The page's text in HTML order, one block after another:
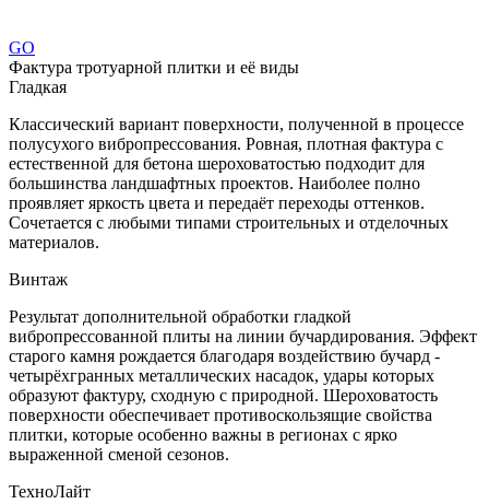
GO
Фактура тротуарной плитки и её виды
Гладкая
Классический вариант поверхности, полученной в процессе
полусухого вибропрессования. Ровная, плотная фактура с
естественной для бетона шероховатостью подходит для
большинства ландшафтных проектов. Наиболее полно
проявляет яркость цвета и передаёт переходы оттенков.
Сочетается с любыми типами строительных и отделочных
материалов.
Винтаж
Результат дополнительной обработки гладкой
вибропрессованной плиты на линии бучардирования. Эффект
старого камня рождается благодаря воздействию бучард -
четырёхгранных металлических насадок, удары которых
образуют фактуру, сходную с природной. Шероховатость
поверхности обеспечивает противоскользящие свойства
плитки, которые особенно важны в регионах с ярко
выраженной сменой сезонов.
ТехноЛайт